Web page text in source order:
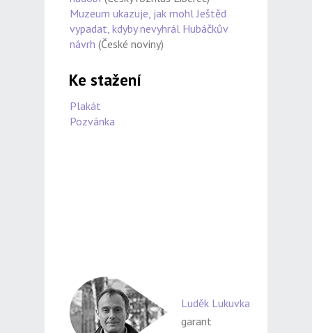
Muzeum ukazuje, jak mohl Ještěd
vypadat, kdyby nevyhrál Hubáčkův
návrh (České noviny)
Ke stažení
Plakát
Pozvánka
Luděk Lukuvka
garant